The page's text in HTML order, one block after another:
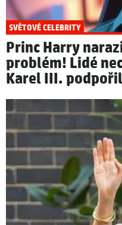
SVĚTOVÉ CELEBRITY
Princ Harry
problém! Lidé
Karel III.